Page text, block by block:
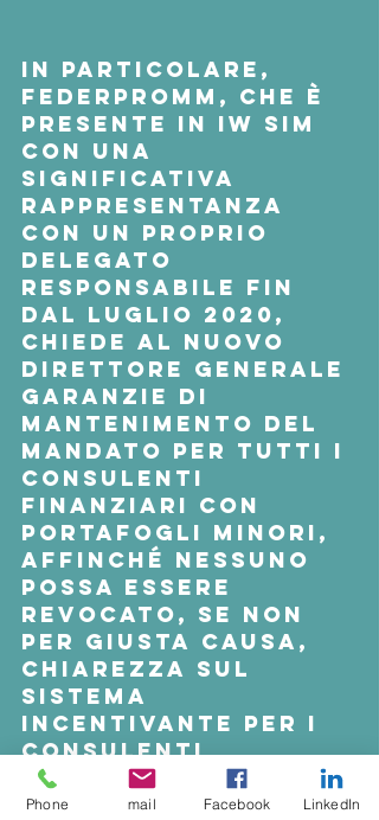
In particolare,
Federpromm, che è
presente in IW Sim
con una
significativa
rappresentanza
con un proprio
delegato
responsabile fin
dal luglio 2020,
chiede al nuovo
direttore generale
garanzie di
mantenimento del
mandato per tutti i
consulenti
finanziari con
portafogli minori,
affinché nessuno
possa essere
revocato, se non
per giusta causa,
chiarezza sul
sistema
incentivante per i
consulenti
finanziari IW Sim,
sul piano di
Phone mail Facebook LinkedIn